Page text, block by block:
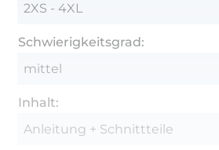
2XS - 4XL
Schwierigkeitsgrad:
mittel
Inhalt:
Anleitung + Schnittteile